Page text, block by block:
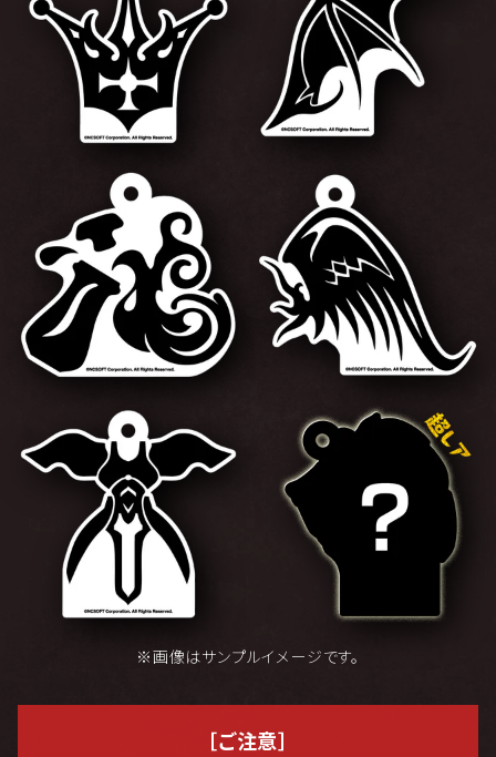
※画像はサンプルイメージです。
［ご注意］